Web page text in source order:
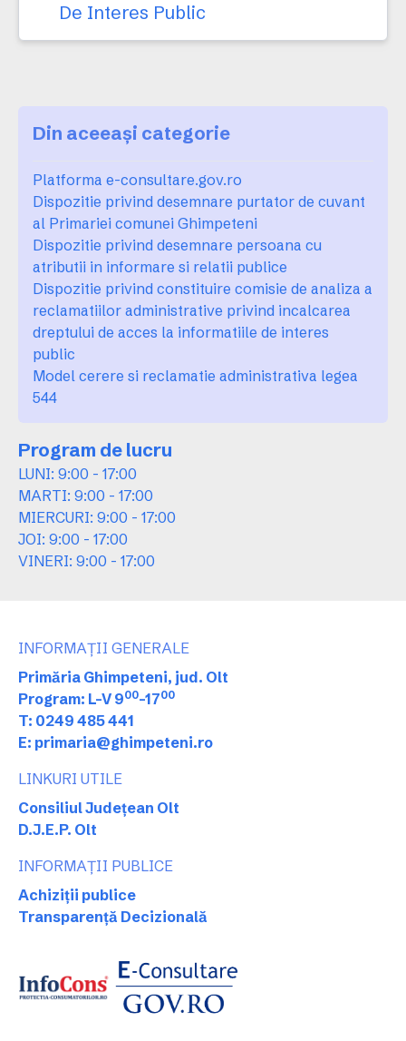
De Interes Public
Din aceeași categorie
Platforma e-consultare.gov.ro
Dispozitie privind desemnare purtator de cuvant
al Primariei comunei Ghimpeteni
Dispozitie privind desemnare persoana cu
atributii in informare si relatii publice
Dispozitie privind constituire comisie de analiza a
reclamatiilor administrative privind incalcarea
dreptului de acces la informatiile de interes
public
Model cerere si reclamatie administrativa legea
544
Program de lucru
LUNI: 9:00 - 17:00
MARTI: 9:00 - 17:00
MIERCURI: 9:00 - 17:00
JOI: 9:00 - 17:00
VINERI: 9:00 - 17:00
INFORMAȚII GENERALE
Primăria Ghimpeteni, jud. Olt
Program: L-V 900-1700
T: 0249 485 441
E: primaria@ghimpeteni.ro
LINKURI UTILE
Consiliul Județean Olt
D.J.E.P. Olt
INFORMAȚII PUBLICE
Achiziții publice
Transparență Decizională